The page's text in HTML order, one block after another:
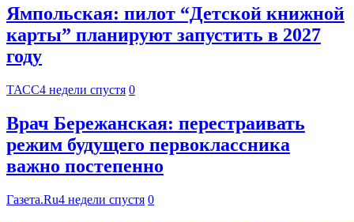
Ямпольская: пилот “Детской книжной
карты” планируют запустить в 2027
году
ТАСС4 недели спустя 0
Врач Бережанская: перестраивать
режим будущего первоклассника
важно постепенно
Газета.Ru4 недели спустя 0